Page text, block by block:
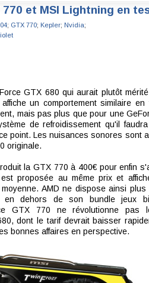
et MSI Lightning en
; GTX 770; Kepler; Nvidia;
GTX 680 qui aurait plutôt
un comportement similaire
mais pas plus que pour une
de refroidissement qu'il
point. Les nuisances sonores sont
originale.
la GTX 770 à 400€ pour enfin
proposée au même prix et
AMD ne dispose ainsi
en dehors de son bundle jeux
GTX 770 ne révolutionne pas
dont le tarif devrait baisser
bonnes affaires en perspective.